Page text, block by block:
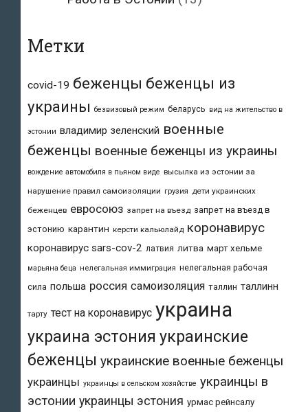
Метки
covid-19 беженцы беженцы из
украины безвизовый режим беларусь вид на жительство в
эстонии владимир зеленский военные
беженцы военные беженцы из украины
вождение автомобиля в пьяном виде высылка из эстонии за
нарушение правил самоизоляции грузия
дети украинских
беженцев евросоюз запрет на въезд запрет на въезд в
эстонию карантин керсти кальюлайд коронавирус
коронавирус sars-cov-2 латвия литва март хельме
марьяна беца нелегальная иммиграция нелегальная рабочая
сила польша россия самоизоляция таллин таллинн
тарту тест на коронавирус украина
украина эстония украинские
беженцы украинские военные беженцы
украинцы украинцы в сельском хозяйстве украинцы в
эстонии украинцы эстония урмас рейнсалу